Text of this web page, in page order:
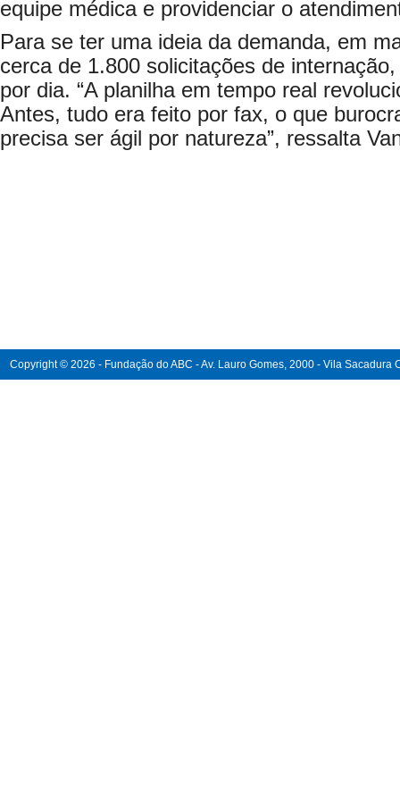
equipe médica e providenciar o
Para se ter uma ideia da demanda, em
cerca de 1.800 solicitações de
por dia. “A planilha em tempo real
Antes, tudo era feito por fax, o que
precisa ser ágil por natureza”, ressalta
Copyright © 2026 - Fundação do ABC - Av. Lauro Gomes, 2000 - Vila